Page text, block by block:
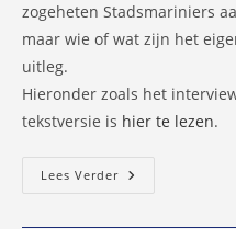
zogeheten Stadsmariniers
maar wie of wat zijn het
uitleg.
Hieronder zoals het
tekstversie is hier te lezen.
Lees VerderCapelse